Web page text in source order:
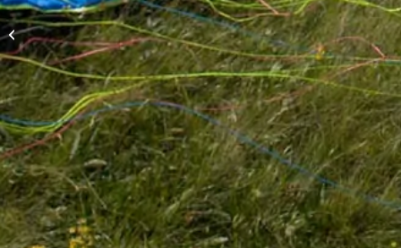
Journée d’initation